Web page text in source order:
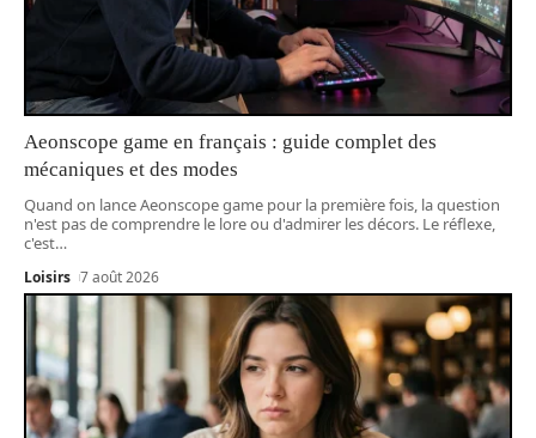
Aeonscope game en français : guide complet des
mécaniques et des modes
Quand on lance Aeonscope game pour la première fois, la question
n'est pas de comprendre le lore ou d'admirer les décors. Le réflexe,
c'est…
Loisirs 7 août 2026